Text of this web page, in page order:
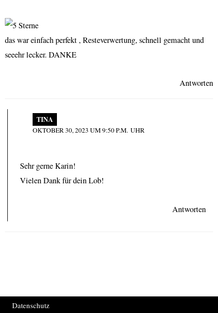
das war einfach perfekt , Resteverwertung, schnell gemacht und
seeehr lecker. DANKE
Antworten
TINA
OKTOBER 30, 2023 UM 9:50 P.M. UHR
Sehr gerne Karin!
Vielen Dank für dein Lob!
Antworten
Datenschutz